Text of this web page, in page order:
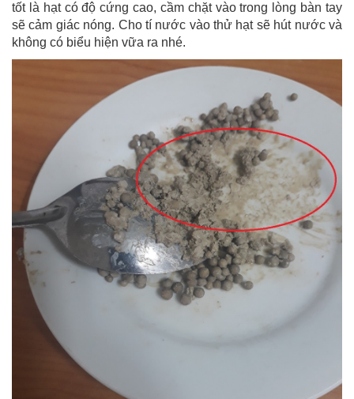
tốt là hạt có độ cứng cao, cầm chặt vào trong lòng bàn tay
sẽ cảm giác nóng. Cho tí nước vào thử hạt sẽ hút nước và
không có biểu hiện vữa ra nhé.